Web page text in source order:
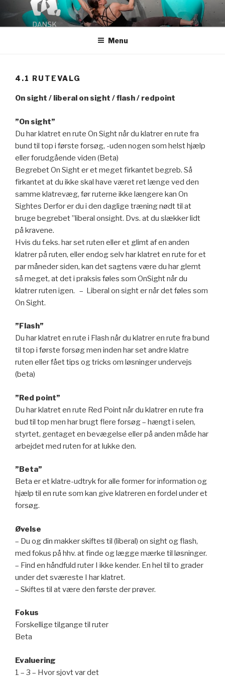
indhold
Menu
4.1 RUTEVALG
On sight / liberal on sight / flash / redpoint
”On sight”
Du har klatret en rute On Sight når du klatrer en rute fra
bund til top i første forsøg, -uden nogen som helst hjælp
eller forudgående viden (Beta)
Begrebet On Sight er et meget firkantet begreb. Så
firkantet at du ikke skal have været ret længe ved den
samme klatrevæg, før ruterne ikke længere kan On
Sightes Derfor er du i den daglige træning nødt til at
bruge begrebet ”liberal onsight. Dvs. at du slækker lidt
på kravene.
Hvis du f.eks. har set ruten eller et glimt af en anden
klatrer på ruten, eller endog selv har klatret en rute for et
par måneder siden, kan det sagtens være du har glemt
så meget, at det i praksis føles som OnSight når du
klatrer ruten igen. – Liberal on sight er når det føles som
On Sight.
”Flash”
Du har klatret en rute i Flash når du klatrer en rute fra bund
til top i første forsøg men inden har set andre klatre
ruten eller fået tips og tricks om løsninger undervejs
(beta)
”Red point”
Du har klatret en rute Red Point når du klatrer en rute fra
bud til top men har brugt flere forsøg – hængt i selen,
styrtet, gentaget en bevægelse eller på anden måde har
arbejdet med ruten for at lukke den.
”Beta”
Beta er et klatre-udtryk for alle former for information og
hjælp til en rute som kan give klatreren en fordel under et
forsøg.
Øvelse
– Du og din makker skiftes til (liberal) on sight og flash,
med fokus på hhv. at finde og lægge mærke til løsninger.
– Find en håndfuld ruter I ikke kender. En hel til to grader
under det sværeste I har klatret.
– Skiftes til at være den første der prøver.
Fokus
Forskellige tilgange til ruter
Beta
Evaluering
1 – 3 – Hvor sjovt var det